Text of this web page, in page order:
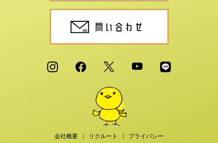
会社概要 リクルート プライバシー